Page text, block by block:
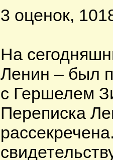
3 оценок,
На
Ленин – был
с Гершелем
Переписка